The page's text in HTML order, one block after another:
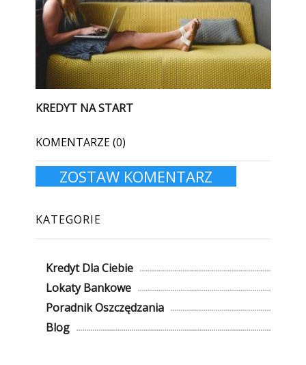
KREDYT NA START
KOMENTARZE (0)
ZOSTAW KOMENTARZ
KATEGORIE
Kredyt Dla Ciebie
Lokaty Bankowe
Poradnik Oszczędzania
Blog